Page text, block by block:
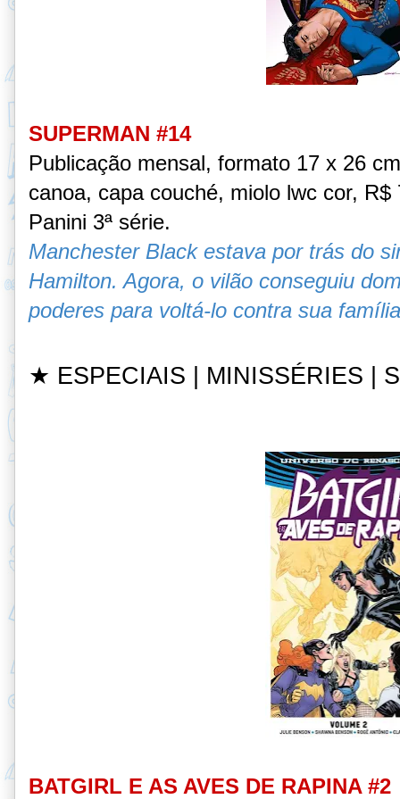
SUPERMAN #14
Publicação mensal, formato 17 x 26
canoa, capa couché, miolo lwc cor,
Panini 3ª série.
Manchester Black estava por trás do
Hamilton. Agora, o vilão conseguiu
poderes para voltá-lo contra sua
★ ESPECIAIS | MINISSÉRIES |
BATGIRL E AS AVES DE RAPINA #2